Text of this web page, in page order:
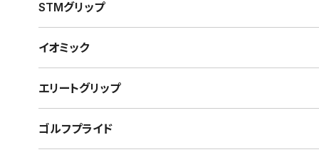
STMグリップ
イオミック
エリートグリップ
ゴルフプライド